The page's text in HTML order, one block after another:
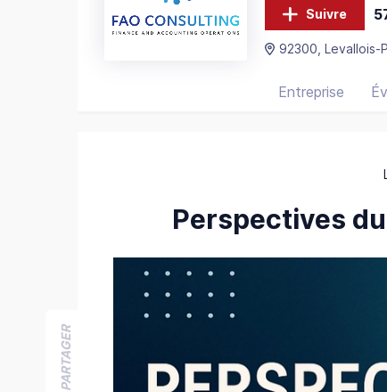
Suivre
92300, Levallois-
Entreprise
PARTAGER
Perspectives